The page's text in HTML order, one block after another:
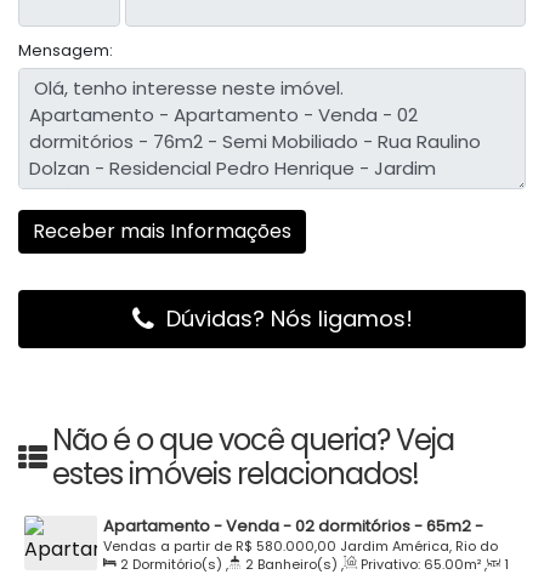
Mensagem:
Dúvidas? Nós ligamos!
Não é o que você queria? Veja
estes imóveis relacionados!
Apartamento - Venda - 02 dormitórios - 65m2 -
Semi Mobiliado - UNIDAVI - Residencial Carlos Dias -
Jardim América - Rio do Sul
R$ 580.000,00
Vendas a partir de
Jardim América, Rio do
Sul, Santa Catarina, Brasil
2 Dormitório(s) , 2 Banheiro(s) , Privativo: 65.00m²,
1